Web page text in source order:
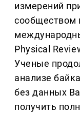
измерений
сообществом
Physical
Ученые
анализе
без данных
получить